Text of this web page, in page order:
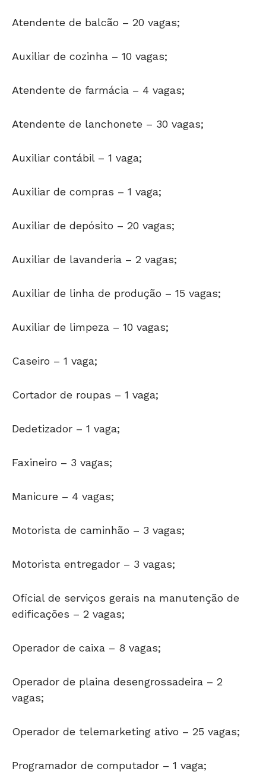
Atendente de balcão – 20 vagas;
Auxiliar de cozinha – 10 vagas;
Atendente de farmácia – 4 vagas;
Atendente de lanchonete – 30 vagas;
Auxiliar contábil – 1 vaga;
Auxiliar de compras – 1 vaga;
Auxiliar de depósito – 20 vagas;
Auxiliar de lavanderia – 2 vagas;
Auxiliar de linha de produção – 15 vagas;
Auxiliar de limpeza – 10 vagas;
Caseiro – 1 vaga;
Cortador de roupas – 1 vaga;
Dedetizador – 1 vaga;
Faxineiro – 3 vagas;
Manicure – 4 vagas;
Motorista de caminhão – 3 vagas;
Motorista entregador – 3 vagas;
Oficial de serviços gerais na manutenção de
edificações – 2 vagas;
Operador de caixa – 8 vagas;
Operador de plaina desengrossadeira – 2
vagas;
Operador de telemarketing ativo – 25 vagas;
Programador de computador – 1 vaga;